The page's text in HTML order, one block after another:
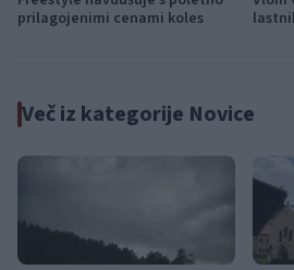
prilagojenimi cenami koles
Več iz kategorije Novice